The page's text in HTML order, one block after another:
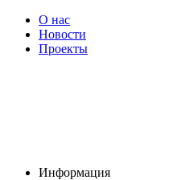
О нас
Новости
Проекты
Информация